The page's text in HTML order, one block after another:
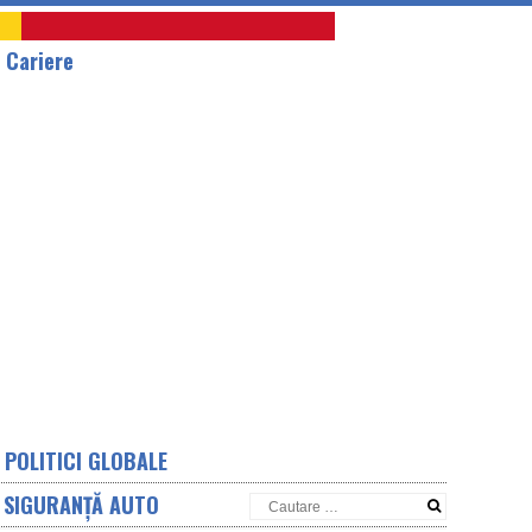
Cariere
POLITICI GLOBALE
SIGURANȚĂ AUTO